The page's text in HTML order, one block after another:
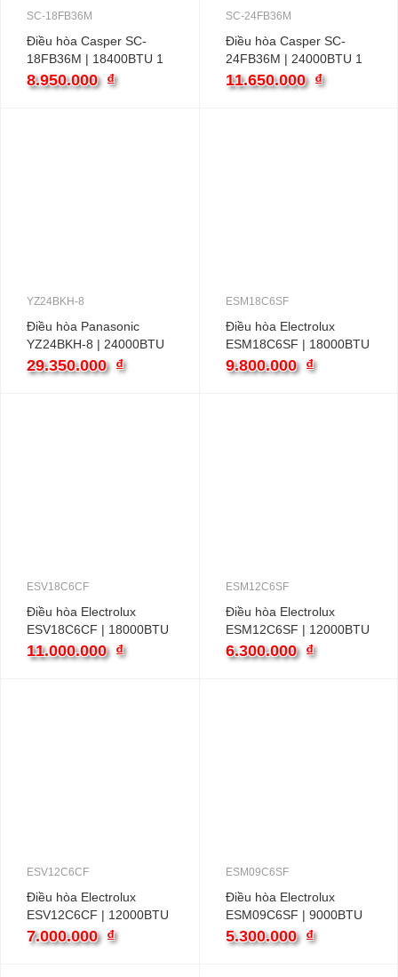
SC-18FB36M
Điều hòa Casper SC-
18FB36M | 18400BTU 1
chiều
8.950.000 ₫
SC-24FB36M
Điều hòa Casper SC-
24FB36M | 24000BTU 1
chiều
11.650.000 ₫
YZ24BKH-8
Điều hòa Panasonic
YZ24BKH-8 | 24000BTU
2 chiều inverter
29.350.000 ₫
ESM18C6SF
Điều hòa Electrolux
ESM18C6SF | 18000BTU
1 chiều
9.800.000 ₫
ESV18C6CF
Điều hòa Electrolux
ESV18C6CF | 18000BTU
1 chiều inverter
11.000.000 ₫
ESM12C6SF
Điều hòa Electrolux
ESM12C6SF | 12000BTU
1 chiều
6.300.000 ₫
ESV12C6CF
Điều hòa Electrolux
ESV12C6CF | 12000BTU
1 chiều inverter
7.000.000 ₫
ESM09C6SF
Điều hòa Electrolux
ESM09C6SF | 9000BTU
1 chiều
5.300.000 ₫